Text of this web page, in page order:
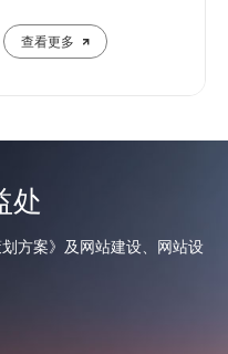
查看更多
处
方案》及网站建设、网站设